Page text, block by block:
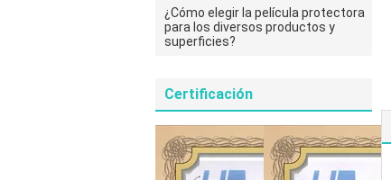
¿Cómo elegir la película protectora
para los diversos productos y
superficies?
Certificación